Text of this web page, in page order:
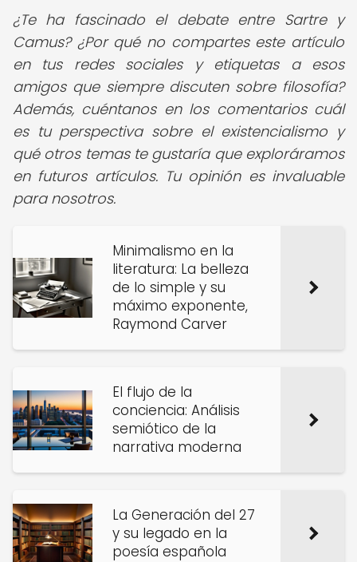
¿Te ha fascinado el debate entre Sartre y
Camus? ¿Por qué no compartes este artículo
en tus redes sociales y etiquetas a esos
amigos que siempre discuten sobre filosofía?
Además, cuéntanos en los comentarios cuál
es tu perspectiva sobre el existencialismo y
qué otros temas te gustaría que exploráramos
en futuros artículos. Tu opinión es invaluable
para nosotros.
Minimalismo en la
literatura: La belleza
de lo simple y su
máximo exponente,
Raymond Carver
El flujo de la
conciencia: Análisis
semiótico de la
narrativa moderna
La Generación del 27
y su legado en la
poesía española